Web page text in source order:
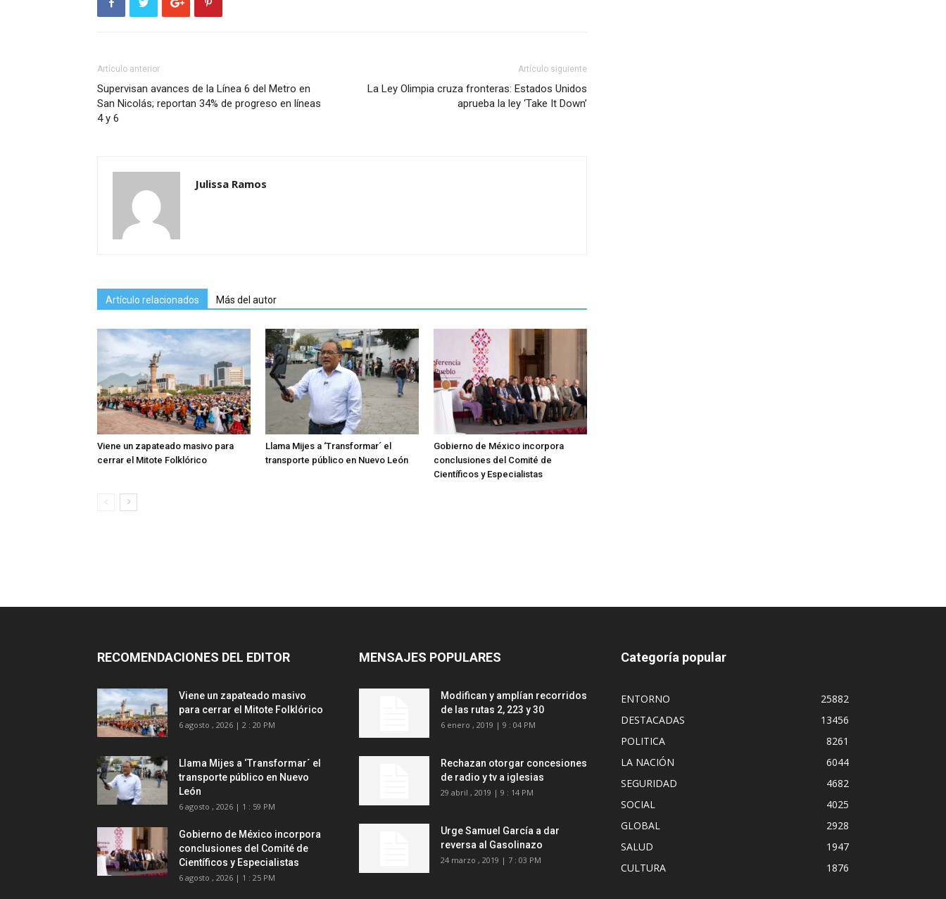
Artículo anterior
Supervisan avances de la Línea 6 del Metro en
San Nicolás; reportan 34% de progreso en líneas
4 y 6
Artículo siguiente
La Ley Olimpia cruza fronteras: Estados Unidos
aprueba la ley ‘Take It Down’
Julissa Ramos
Artículo relacionados Más del autor
Viene un zapateado masivo para
cerrar el Mitote Folklórico
Llama Mijes a ‘Transformar´ el
transporte público en Nuevo León
Gobierno de México incorpora
conclusiones del Comité de
Científicos y Especialistas
RECOMENDACIONES DEL EDITOR
Viene un zapateado masivo
para cerrar el Mitote Folklórico
6 agosto , 2026 | 2 : 20 PM
Llama Mijes a ‘Transformar´ el
transporte público en Nuevo
León
6 agosto , 2026 | 1 : 59 PM
Gobierno de México incorpora
conclusiones del Comité de
Científicos y Especialistas
6 agosto , 2026 | 1 : 25 PM
MENSAJES POPULARES
Modifican y amplían recorridos
de las rutas 2, 223 y 30
6 enero , 2019 | 9 : 04 PM
Rechazan otorgar concesiones
de radio y tv a iglesias
29 abril , 2019 | 9 : 14 PM
Urge Samuel García a dar
reversa al Gasolinazo
24 marzo , 2019 | 7 : 03 PM
Categoría popular
ENTORNO
25882
DESTACADAS
13456
POLITICA
8261
LA NACIÓN
6044
SEGURIDAD
4682
SOCIAL
4025
GLOBAL
2928
SALUD
1947
CULTURA
1876